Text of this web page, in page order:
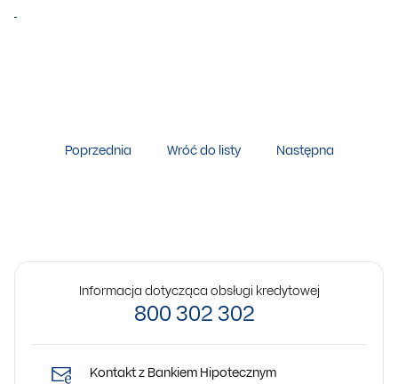
Poprzednia Wróć do listy Następna
Informacja dotycząca obsługi kredytowej
800 302 302
Kontakt z Bankiem Hipotecznym